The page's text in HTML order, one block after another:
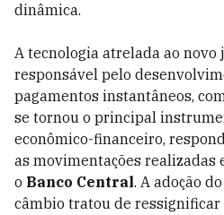
dinâmica.
A tecnologia atrelada ao novo
responsável pelo
pagamentos instantâneos,
se tornou o principal
econômico-financeiro,
as movimentações realizadas
o Banco Central. A adoção
câmbio tratou de ressignificar